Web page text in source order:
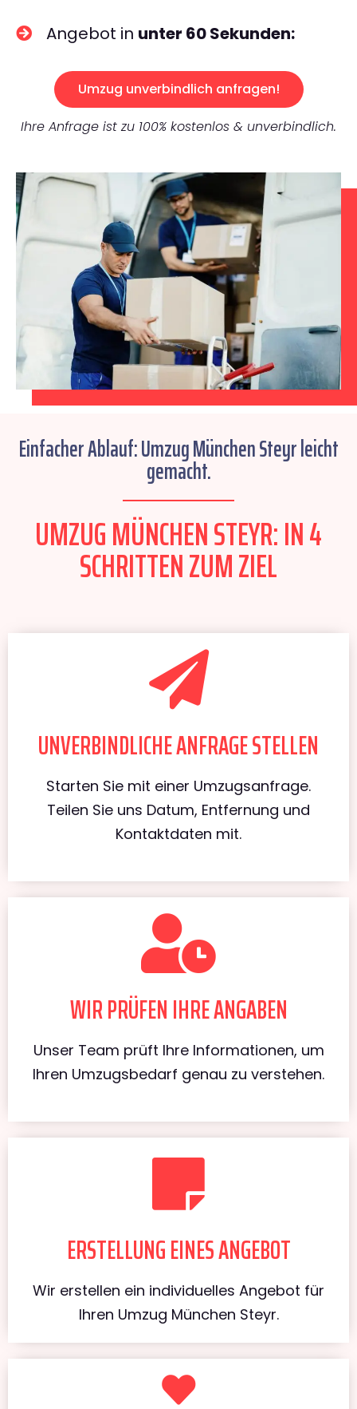
Angebot in unter 60 Sekunden:
Umzug unverbindlich anfragen!
Ihre Anfrage ist zu 100% kostenlos & unverbindlich.
Einfacher Ablauf: Umzug München Steyr leicht
gemacht.
UMZUG MÜNCHEN STEYR: IN 4
SCHRITTEN ZUM ZIEL
UNVERBINDLICHE ANFRAGE STELLEN
Starten Sie mit einer Umzugsanfrage.
Teilen Sie uns Datum, Entfernung und
Kontaktdaten mit.
WIR PRÜFEN IHRE ANGABEN
Unser Team prüft Ihre Informationen, um
Ihren Umzugsbedarf genau zu verstehen.
ERSTELLUNG EINES ANGEBOT
Wir erstellen ein individuelles Angebot für
Ihren Umzug München Steyr.